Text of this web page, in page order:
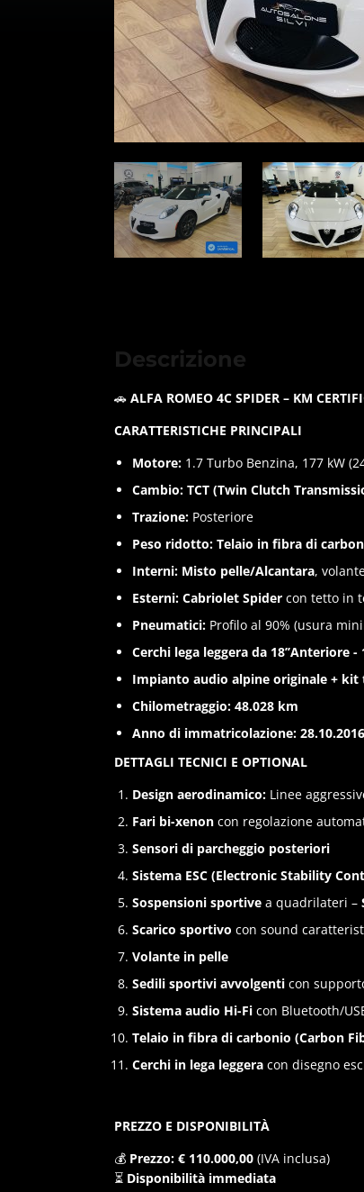
Descrizione
🚗 ALFA ROMEO 4C SPIDER – KM
CARATTERISTICHE PRINCIPALI
Motore: 1.7 Turbo Benzina, 177 kW
Cambio: TCT (Twin Clutch
Trazione: Posteriore
Peso ridotto: Telaio in fibra di
Interni: Misto pelle/Alcantara,
Esterni: Cabriolet Spider con tetto in
Pneumatici: Profilo al 90% (usura
Cerchi lega leggera da 18’’Anteriore
Impianto audio alpine originale + kit
Chilometraggio: 48.028 km
Anno di immatricolazione: 28.10.2016
DETTAGLI TECNICI E OPTIONAL
Design aerodinamico: Linee
Fari bi-xenon con regolazione
Sensori di parcheggio posteriori
Sistema ESC (Electronic Stability
Sospensioni sportive a quadrilateri –
Scarico sportivo con sound
Volante in pelle
Sedili sportivi avvolgenti con
Sistema audio Hi-Fi con Bluetooth/
Telaio in fibra di carbonio (Carbon
Cerchi in lega leggera con disegno
PREZZO E DISPONIBILITÀ
💰 Prezzo: € 110.000,00 (IVA inclusa)
⏳ Disponibilità immediata